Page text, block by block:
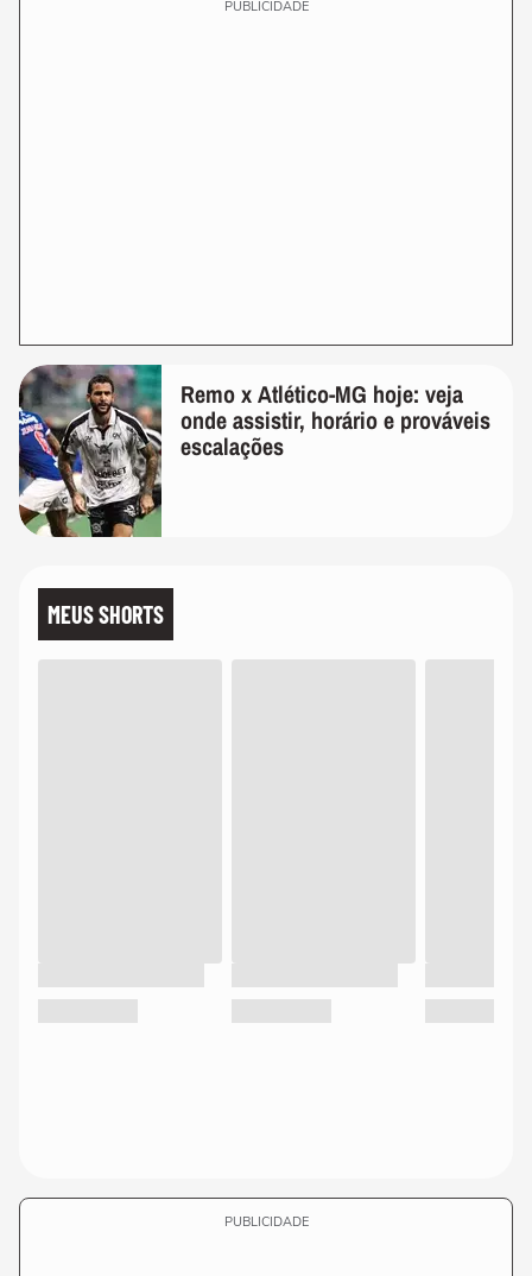
PUBLICIDADE
Remo x Atlético-MG hoje: veja
onde assistir, horário e prováveis
escalações
MEUS SHORTS
PUBLICIDADE